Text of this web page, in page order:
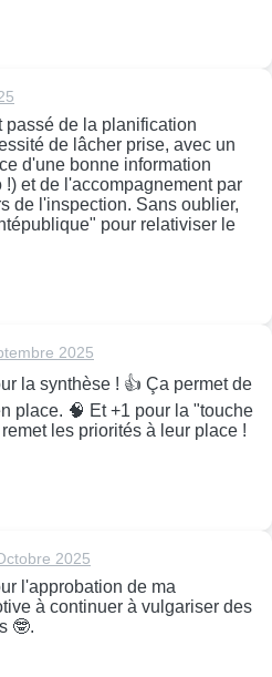
passé de la planification
de lâcher prise, avec un
d'une bonne information
!) et de l'accompagnement par
de l'inspection. Sans oublier,
pour relativiser le
2025
la synthèse ! 👍 Ça permet de
place. 🧠 Et +1 pour la "touche
les priorités à leur place !
2025
l'approbation de ma
à continuer à vulgariser des
🤓.